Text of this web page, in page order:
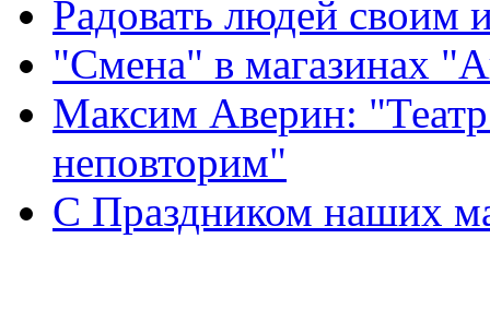
Радовать людей своим
"Смена" в магазинах
Максим Аверин:
неповторим"
С Праздником наших